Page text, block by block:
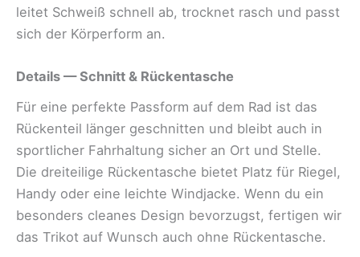
leitet Schweiß schnell ab, trocknet rasch und passt
sich der Körperform an.
Details — Schnitt & Rückentasche
Für eine perfekte Passform auf dem Rad ist das
Rückenteil länger geschnitten und bleibt auch in
sportlicher Fahrhaltung sicher an Ort und Stelle.
Die dreiteilige Rückentasche bietet Platz für Riegel,
Handy oder eine leichte Windjacke. Wenn du ein
besonders cleanes Design bevorzugst, fertigen wir
das Trikot auf Wunsch auch ohne Rückentasche.